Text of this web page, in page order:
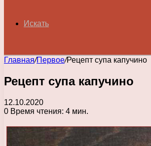
Искать
Главная/Первое/Рецепт супа капучино
Рецепт супа капучино
12.10.2020
0 Время чтения: 4 мин.